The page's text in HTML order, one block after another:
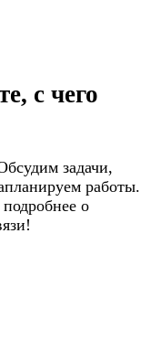
с чего
задачи,
работы.
о